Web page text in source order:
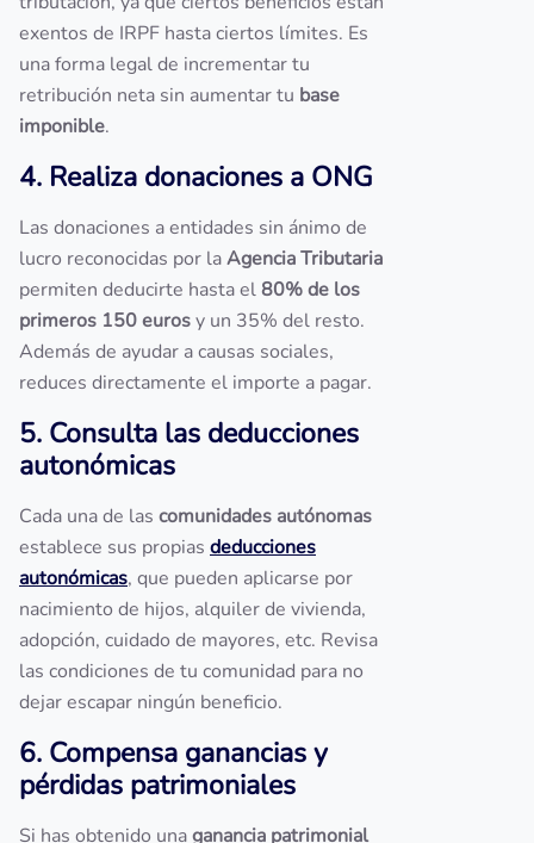
exentos de IRPF hasta ciertos límites. Es
una forma legal de incrementar tu
retribución neta sin aumentar tu base
imponible.
4. Realiza donaciones a ONG
Las donaciones a entidades sin ánimo de
lucro reconocidas por laAgencia Tributaria
permiten deducirte hasta el80% de los
primeros 150 eurosy un 35% del resto.
Además de ayudar a causas sociales,
reduces directamente el importe a pagar.
5. Consulta las deducciones
autonómicas
Cada una de las comunidades autónomas
establece sus propias deducciones
autonómicas, que pueden aplicarse por
nacimiento de hijos, alquiler de vivienda,
adopción, cuidado de mayores, etc. Revisa
las condiciones de tu comunidad para no
dejar escapar ningún beneficio.
6. Compensa ganancias y
pérdidas patrimoniales
Si has obtenido unaganancia patrimonial